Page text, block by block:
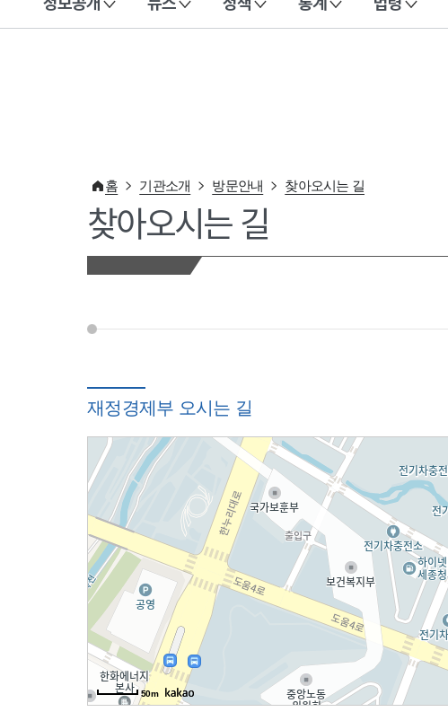
이 누리집은 대한민국 공식 전자정부 누리집입니다.
홈 기관소개 방문안내 찾아오시는 길
찾아오시는 길
재정경제부 오시는 길
50m